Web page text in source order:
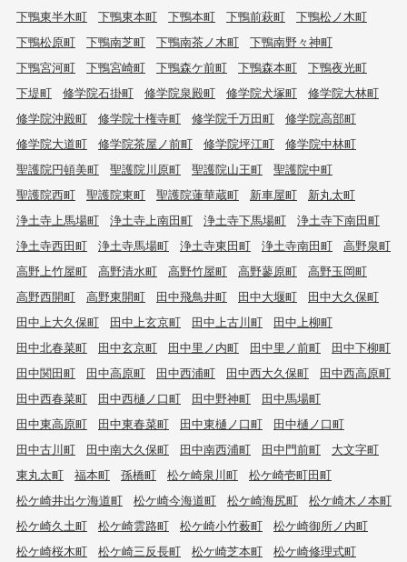
下鴨東半木町
下鴨東本町 下鴨本町 下鴨前萩町
下鴨松ノ木町
下鴨松原町
下鴨南芝町 下鴨南茶ノ木町
下鴨南野々神町
下鴨宮河町
下鴨宮崎町 下鴨森ケ前町 下鴨森本町
下鴨夜光町
下堤町
修学院石掛町 修学院泉殿町 修学院犬塚町
修学院大林町
修学院沖殿町
修学院十権寺町 修学院千万田町
修学院高部町
修学院大道町
修学院茶屋ノ前町 修学院坪江町
修学院中林町
聖護院円頓美町
聖護院川原町 聖護院山王町
聖護院中町
聖護院西町
聖護院東町 聖護院蓮華蔵町 新車屋町
新丸太町
浄土寺上馬場町
浄土寺上南田町 浄土寺下馬場町
浄土寺下南田町
浄土寺西田町
浄土寺馬場町 浄土寺東田町 浄土寺南田町
高野泉町
高野上竹屋町
高野清水町 高野竹屋町 高野蓼原町
高野玉岡町
高野西開町
高野東開町 田中飛鳥井町 田中大堰町
田中大久保町
田中上大久保町
田中上玄京町 田中上古川町
田中上柳町
田中北春菜町
田中玄京町 田中里ノ内町 田中里ノ前町
田中下柳町
田中関田町
田中高原町 田中西浦町 田中西大久保町
田中西高原町
田中西春菜町
田中西樋ノ口町 田中野神町
田中馬場町
田中東高原町
田中東春菜町 田中東樋ノ口町
田中樋ノ口町
田中古川町
田中南大久保町 田中南西浦町 田中門前町
大文字町
東丸太町
福本町 孫橋町 松ケ崎泉川町
松ケ崎壱町田町
松ケ崎井出ケ海道町
松ケ崎今海道町 松ケ崎海尻町
松ケ崎木ノ本町
松ケ崎久土町
松ケ崎雲路町 松ケ崎小竹薮町
松ケ崎御所ノ内町
松ケ崎桜木町
松ケ崎三反長町 松ケ崎芝本町
松ケ崎修理式町